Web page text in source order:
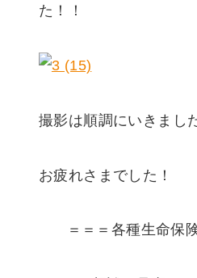
た！！
撮影は順調にいきまし
お疲れさまでした！
＝＝＝各種生命保